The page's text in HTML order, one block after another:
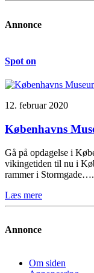
Annonce
Spot on
12. februar 2020
Københavns
Gå på opdagelse i
vikingetiden til nu i
rammer i Stormgade….
Læs mere
Annonce
Om siden